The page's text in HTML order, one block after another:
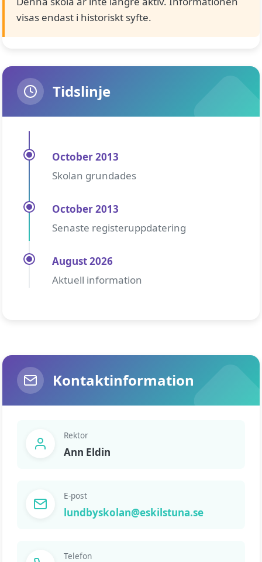
visas endast i historiskt syfte.
Tidslinje
October 2013
Skolan grundades
October 2013
Senaste registeruppdatering
August 2026
Aktuell information
Kontaktinformation
Rektor
Ann Eldin
E-post
lundbyskolan@eskilstuna.se
Telefon